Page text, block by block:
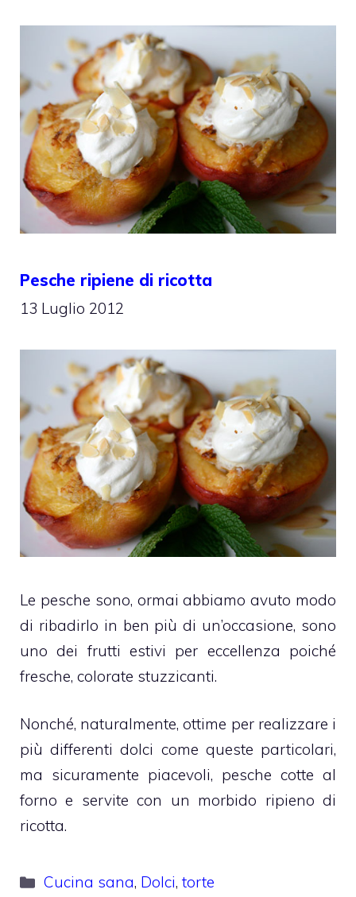
Pesche ripiene di ricotta
13 Luglio 2012
Le pesche sono, ormai abbiamo avuto modo
di ribadirlo in ben più di un’occasione, sono
uno dei frutti estivi per eccellenza poiché
fresche, colorate stuzzicanti.
Nonché, naturalmente, ottime per realizzare i
più differenti dolci come queste particolari,
ma sicuramente piacevoli, pesche cotte al
forno e servite con un morbido ripieno di
ricotta.
Categorie
Cucina sana, Dolci,torte